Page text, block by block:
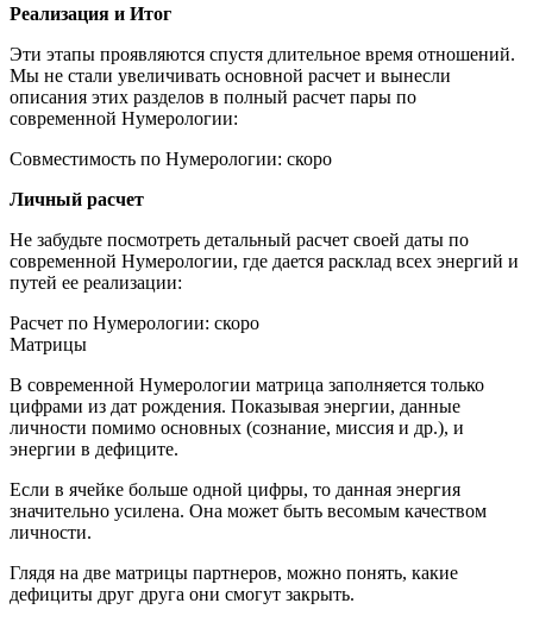
Реализация и Итог
Эти этапы проявляются спустя длительное время отношений.
Мы не стали увеличивать основной расчет и вынесли
описания этих разделов в полный расчет пары по
современной Нумерологии:
Совместимость по Нумерологии: скоро
Личный расчет
Не забудьте посмотреть детальный расчет своей даты по
современной Нумерологии, где дается расклад всех энергий и
путей ее реализации:
Расчет по Нумерологии: скоро
Матрицы
В современной Нумерологии матрица заполняется только
цифрами из дат рождения. Показывая энергии, данные
личности помимо основных (сознание, миссия и др.), и
энергии в дефиците.
Если в ячейке больше одной цифры, то данная энергия
значительно усилена. Она может быть весомым качеством
личности.
Глядя на две матрицы партнеров, можно понять, какие
дефициты друг друга они смогут закрыть.